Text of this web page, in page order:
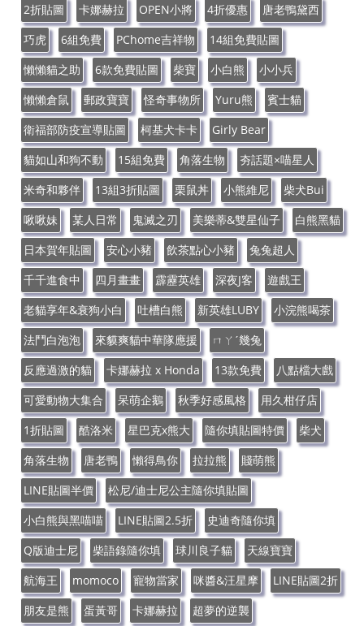
2折貼圖 卡娜赫拉 OPEN小將 4折優惠
唐老鴨黛西
巧虎
6組免費 PChome吉祥物
14組免費貼圖
懶懶貓之助
6款免費貼圖 柴寶 小白熊
小小兵
懶懶倉鼠
郵政寶寶 怪奇事物所 Yuru熊
賓士貓
衛福部防疫宣導貼圖
柯基犬卡卡
Girly Bear
貓如山和狗不動
15組免費 角落生物
夯話題×喵星人
米奇和夥伴
13組3折貼圖 栗鼠丼 小熊維尼
柴犬Bui
啾啾妹
某人日常 鬼滅之刃 美樂蒂&雙星仙子
白熊黑貓
日本賀年貼圖
安心小豬 飲茶點心小豬
兔兔超人
千千進食中
四月畫畫 霹靂英雄 深夜J客
遊戲王
老貓享年&衰狗小白
吐槽白熊 新英雄LUBY
小浣熊喝茶
法鬥白泡泡
來貘爽貓中華隊應援
ㄇㄚˊ幾兔
反應過激的貓
卡娜赫拉 x Honda 13款免費
八點檔大戲
可愛動物大集合
呆萌企鵝 秋季好感風格
用久柑仔店
1折貼圖
酷洛米 星巴克x熊大 隨你填貼圖特價
柴犬
角落生物
唐老鴨 懶得鳥你 拉拉熊
賤萌熊
LINE貼圖半價
松尼/迪士尼公主隨你填貼圖
小白熊與黑喵喵
LINE貼圖2.5折
史迪奇隨你填
Q版迪士尼
柴語錄隨你填 球川良子貓
天線寶寶
航海王
momoco 寵物當家 咪醬&汪星摩
LINE貼圖2折
朋友是熊
蛋黃哥 卡娜赫拉
超夢的逆襲